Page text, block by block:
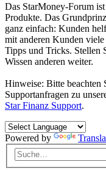
Das StarMoney-Forum
Produkte. Das
ganz einfach: Kunden
mit anderen Kunden
Tipps und Tricks. Stellen
Wissen anderen weiter.
Hinweise: Bitte beachten
Supportanfragen zu
Star Finanz Support.
Powered by